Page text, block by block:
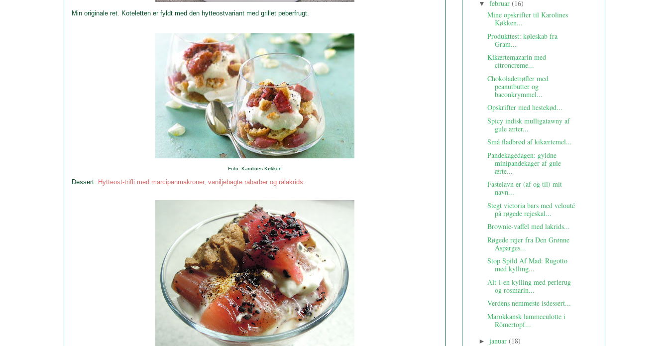
Min originale ret. Koteletten er fyldt med den hytteostvariant med grillet peberfrugt.
Foto: Karolines Køkken
Dessert: Hytteost-trifli med marcipanmakroner, vaniljebagte rabarber og rålakrids
▼ februar (16)
Mine opskrifter til Karolines
Køkken...
Produkttest: køleskab fra
Gram...
Kikærtemazarin med
citroncreme...
Chokoladetrøfler med
peanutbutter og
baconkrymmel...
Opskrifter med hestekød...
Spicy indisk mulligatawny af
gule ærter...
Små fladbrød af kikærtemel...
Pandekagedagen: gyldne
minipandekager af gule
ærte...
Fastelavn er (af og til) mit
navn...
Stegt victoria bars med velouté
på røgede rejeskal...
Brownie-vaffel med lakrids...
Røgede rejer fra Den Grønne
Asparges...
Stop Spild Af Mad: Rugotto
med kylling...
Alt-i-en kylling med perlerug
og rosmarin...
Verdens nemmeste isdessert...
Marokkansk lammeculotte i
Römertopf...
► januar (18)